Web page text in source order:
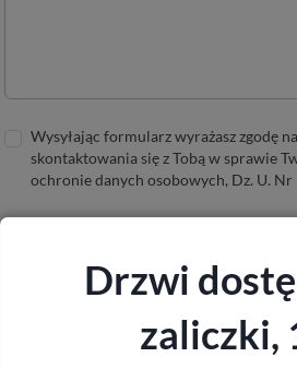
Wysyłając formularz wyrażasz zgodę
skontaktowania się z Tobą w sprawie
ochronie danych osobowych, Dz. U. Nr
Drzwi
zaliczki,